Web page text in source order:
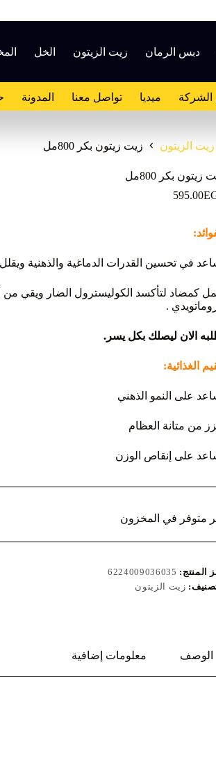
دبس الرمان زيت الزيتون الخل
ميديا تواصل معنا المدونة
زيت الزيتون زيت زيتون بكر 800مل
زيتون بكر 800مل
595.00
في تحسين القدرات الدماغية والذهنية
كمضاد لتأكسد الكوليسترول الضار ويقي
.
الان ليصلك بكل يسر.
الغذائية:
على النمو الذهني
من متانة العظام
على إنقاص الوزن
متوفر في المخزون
المنتج: 6224009036035
زيت الزيتون
الوصف معلومات إضافية